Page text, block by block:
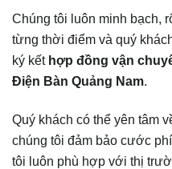
Chúng tôi luôn minh bạch,
từng thời điểm và quý
ký kết hợp đồng vận
Điện Bàn Quảng Nam.
Quý khách có thể yên tâm
chúng tôi đảm bảo cước
tôi luôn phù hợp với thị